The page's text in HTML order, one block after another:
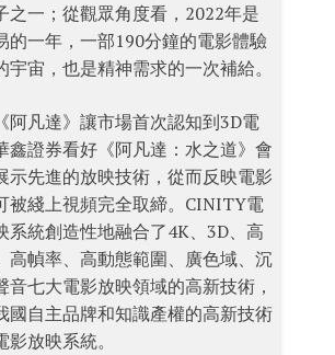
之一；從觀眾角度看，2022年是
的一年，一部190分鐘的電影體驗
宇宙，也是精神需求的一次補給。
阿凡達》讓市場首次認知到3D電
鑫證券看好《阿凡達：水之道》會
示先進的放映技術，從而反映電影
被綫上視頻完全取締。CINITY電
系統創造性地融合了4K、3D、高
高幀率、高動態範圍、廣色域、沉
音七大電影放映領域的高新技術，
國自主品牌和知識產權的高新技術
影放映系統。